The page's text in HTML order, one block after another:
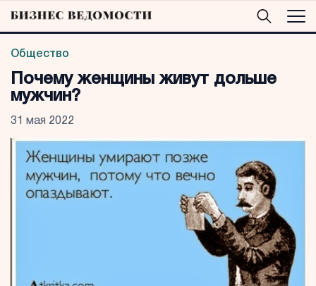
Общество
Почему женщины живут дольше
мужчин?
31 мая 2022